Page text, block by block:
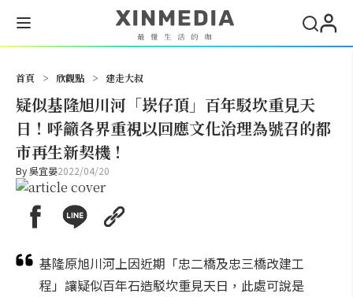
首頁 > 欣觀點 > 建走大叔
疑似基隆旭川河「崁仔頂」百年駁坎重見天
日！呼籲各界重視以回應文化治理為號召的都
市再生新契機！
By吳宜晏2022/04/20
基隆原旭川河上因近期「忠二橋及忠三橋改建工
程」讓疑似百年石造駁坎重見天日，此處可說是